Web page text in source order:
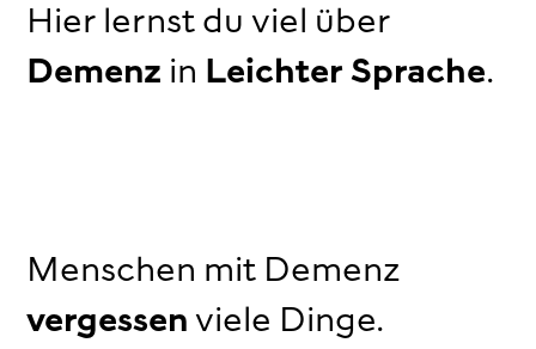
Hier lernst du viel über
Demenz in Leichter Sprache.
Menschen mit Demenz
vergessen viele Dinge.